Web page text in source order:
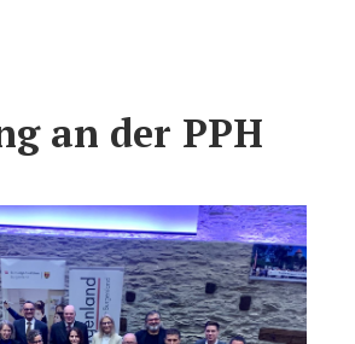
an der PPH